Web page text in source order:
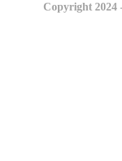
Copyright 2024